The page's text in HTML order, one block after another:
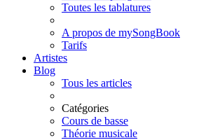
Toutes les tablatures
A propos de mySongBook
Tarifs
Artistes
Blog
Tous les articles
Catégories
Cours de basse
Théorie musicale